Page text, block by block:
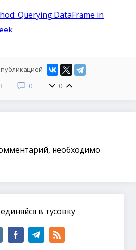
Querying DataFrame in
0 0
необходимо
в тусовку